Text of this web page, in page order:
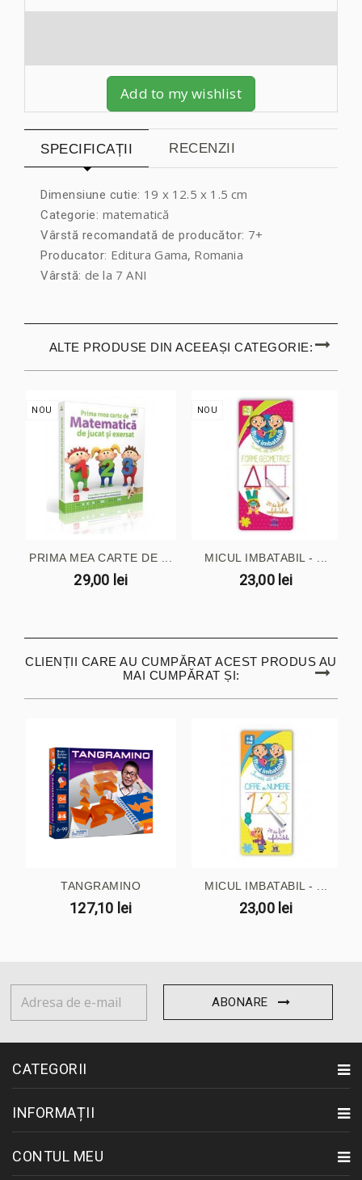
Add to my wishlist
SPECIFICAȚII RECENZII
Dimensiune cutie: 19 x 12.5 x 1.5 cm
Categorie: matematică
Vârstă recomandată de producător: 7+
Producator: Editura Gama, Romania
Vârstă: de la 7 ANI
ALTE PRODUSE DIN ACEEAȘI CATEGORIE:
NOU
PRIMA MEA CARTE DE ...
29,00 lei
NOU
MICUL IMBATABIL - ...
23,00 lei
CLIENȚII CARE AU CUMPĂRAT ACEST PRODUS AU
MAI CUMPĂRAT ȘI:
TANGRAMINO
127,10 lei
MICUL IMBATABIL - ...
23,00 lei
ABONARE
CATEGORII
INFORMAȚII
CONTUL MEU